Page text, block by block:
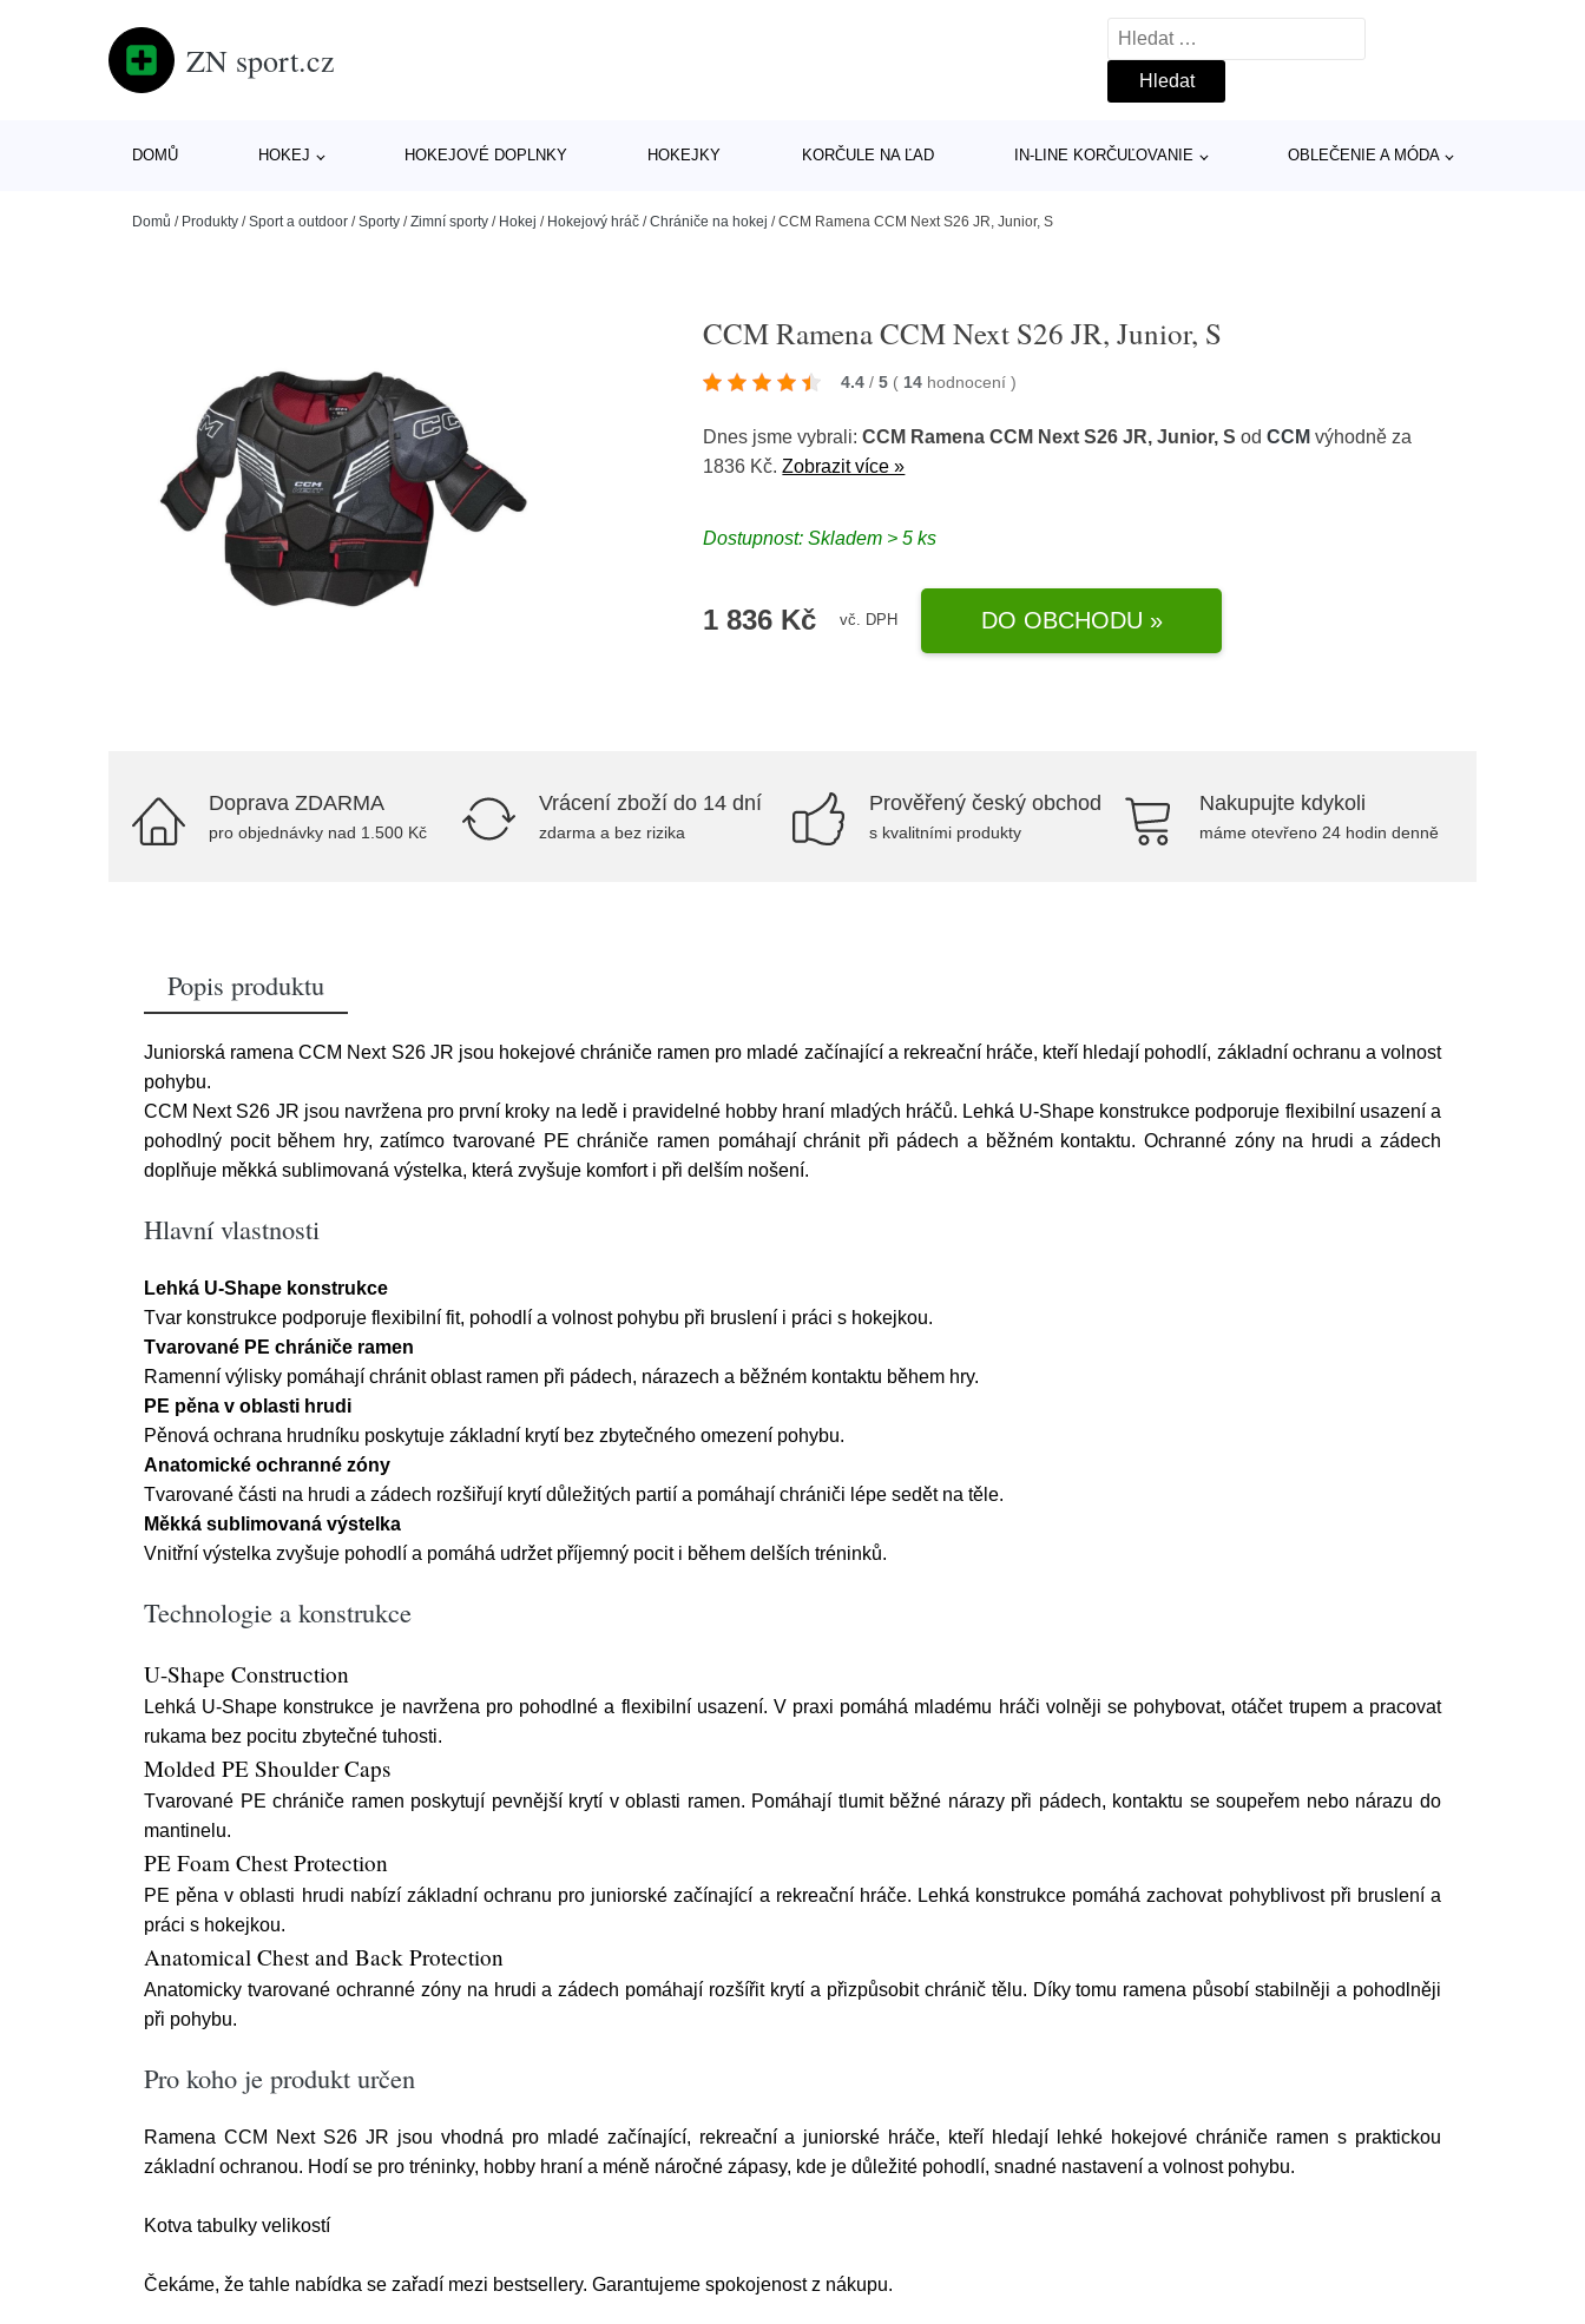
ZN sport.cz
Vyhledávání
DOMŮ HOKEJ HOKEJOVÉ DOPLNKY HOKEJKY KORČULE NA ĽAD IN-LINE KORČUĽOVANIE OBLEČENIE A MÓDA
Domů / Produkty /Sport a outdoor /Sporty /Zimní sporty / Hokej / Hokejový hráč /Chrániče na hokej /CCM Ramena CCM Next S26 JR, Junior, S
CCM Ramena CCM Next S26 JR, Junior, S
4.4 / 5 ( 14 hodnocení)
Dnes jsme vybrali:CCM Ramena CCM Next S26 JR, Junior, S odCCM výhodně za
1836 Kč.Zobrazit více »
Dostupnost: Skladem > 5 ks
1 836 Kč vč. DPH DO OBCHODU »
Doprava ZDARMA
pro objednávky nad 1.500 Kč
Vrácení zboží do 14 dní
zdarma a bez rizika
Prověřený český obchod
s kvalitními produkty
Nakupujte kdykoli
máme otevřeno 24 hodin denně
Popis produktu
Juniorská ramena CCM Next S26 JR jsou hokejové chrániče ramen pro mladé začínající a rekreační hráče, kteří hledají pohodlí, základní ochranu a volnost
pohybu.
CCM Next S26 JR jsou navržena pro první kroky na ledě i pravidelné hobby hraní mladých hráčů. Lehká U-Shape konstrukce podporuje flexibilní usazení a
pohodlný pocit během hry, zatímco tvarované PE chrániče ramen pomáhají chránit při pádech a běžném kontaktu. Ochranné zóny na hrudi a zádech
doplňuje měkká sublimovaná výstelka, která zvyšuje komfort i při delším nošení.
Hlavní vlastnosti
Lehká U-Shape konstrukce
Tvar konstrukce podporuje flexibilní fit, pohodlí a volnost pohybu při bruslení i práci s hokejkou.
Tvarované PE chrániče ramen
Ramenní výlisky pomáhají chránit oblast ramen při pádech, nárazech a běžném kontaktu během hry.
PE pěna v oblasti hrudi
Pěnová ochrana hrudníku poskytuje základní krytí bez zbytečného omezení pohybu.
Anatomické ochranné zóny
Tvarované části na hrudi a zádech rozšiřují krytí důležitých partií a pomáhají chrániči lépe sedět na těle.
Měkká sublimovaná výstelka
Vnitřní výstelka zvyšuje pohodlí a pomáhá udržet příjemný pocit i během delších tréninků.
Technologie a konstrukce
U-Shape Construction
Lehká U-Shape konstrukce je navržena pro pohodlné a flexibilní usazení. V praxi pomáhá mladému hráči volněji se pohybovat, otáčet trupem a pracovat
rukama bez pocitu zbytečné tuhosti.
Molded PE Shoulder Caps
Tvarované PE chrániče ramen poskytují pevnější krytí v oblasti ramen. Pomáhají tlumit běžné nárazy při pádech, kontaktu se soupeřem nebo nárazu do
mantinelu.
PE Foam Chest Protection
PE pěna v oblasti hrudi nabízí základní ochranu pro juniorské začínající a rekreační hráče. Lehká konstrukce pomáhá zachovat pohyblivost při bruslení a
práci s hokejkou.
Anatomical Chest and Back Protection
Anatomicky tvarované ochranné zóny na hrudi a zádech pomáhají rozšířit krytí a přizpůsobit chránič tělu. Díky tomu ramena působí stabilněji a pohodlněji
při pohybu.
Pro koho je produkt určen
Ramena CCM Next S26 JR jsou vhodná pro mladé začínající, rekreační a juniorské hráče, kteří hledají lehké hokejové chrániče ramen s praktickou
základní ochranou. Hodí se pro tréninky, hobby hraní a méně náročné zápasy, kde je důležité pohodlí, snadné nastavení a volnost pohybu.
Kotva tabulky velikostí
Čekáme, že tahle nabídka se zařadí mezi bestsellery. Garantujeme spokojenost z nákupu.